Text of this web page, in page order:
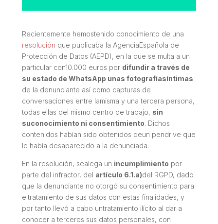
Recientemente hemostenido conocimiento de una
resolución que publicaba la AgenciaEspañola de
Protección de Datos (AEPD), en la que se multa a un
particular con10.000 euros por difundir a través de
su estado de WhatsApp unas fotografíasíntimas
de la denunciante así como capturas de
conversaciones entre lamisma y una tercera persona,
todas ellas del mismo centro de trabajo, sin
suconocimiento ni consentimiento. Dichos
contenidos habían sido obtenidos deun pendrive que
le había desaparecido a la denunciada.
En la resolución, sealega un incumplimiento por
parte del infractor, del artículo 6.1.a)del RGPD, dado
que la denunciante no otorgó su consentimiento para
eltratamiento de sus datos con estas finalidades, y
por tanto llevó a cabo untratamiento ilícito al dar a
conocer a terceros sus datos personales, con